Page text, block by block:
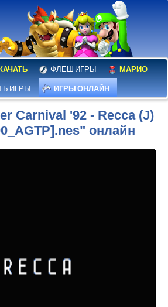
ФЛЕШ ИГРЫ МАРИО
ИГРЫ ИГРЫ ОНЛАЙН
Carnival '92 - Recca (J)
онлайн